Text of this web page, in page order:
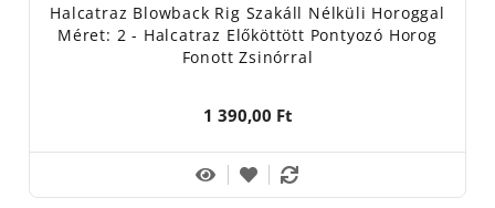
Halcatraz Blowback Rig Szakáll Nélküli Horoggal
Méret: 2 - Halcatraz Előköttött Pontyozó Horog
Fonott Zsinórral
1 390,00 Ft